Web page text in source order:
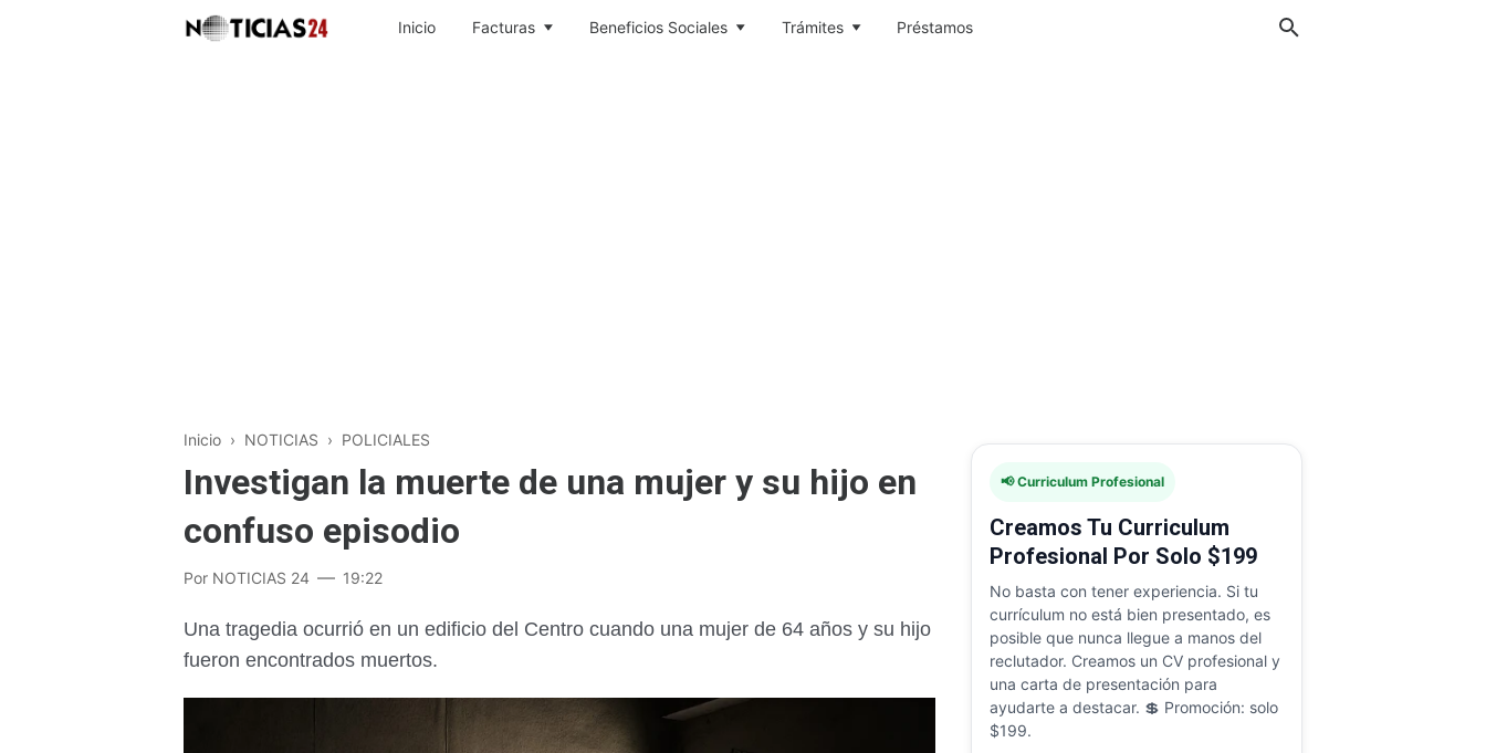
Inicio Facturas Beneficios Sociales Trámites Préstamos
Inicio › NOTICIAS › POLICIALES
Investigan la muerte de una mujer y su hijo en
confuso episodio
Por NOTICIAS 24 19:22
Una tragedia ocurrió en un edificio del Centro cuando una mujer de 64 años y su hijo
fueron encontrados muertos.
📢 Curriculum Profesional
Creamos Tu Curriculum
Profesional Por Solo $199
No basta con tener experiencia. Si tu
currículum no está bien presentado, es
posible que nunca llegue a manos del
reclutador. Creamos un CV profesional y
una carta de presentación para
ayudarte a destacar. 💲 Promoción: solo
$199.